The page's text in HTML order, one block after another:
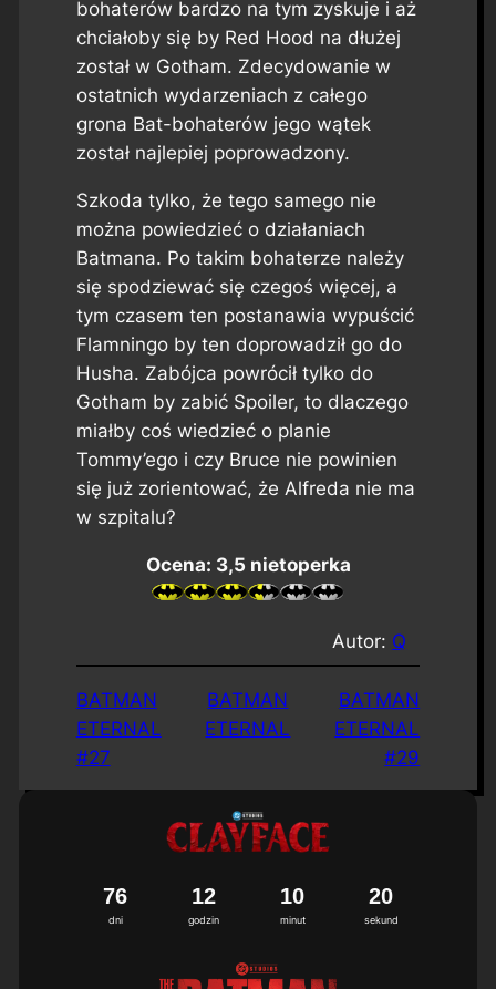
bohaterów bardzo na tym zyskuje i aż
chciałoby się by Red Hood na dłużej
został w Gotham. Zdecydowanie w
ostatnich wydarzeniach z całego
grona Bat-bohaterów jego wątek
został najlepiej poprowadzony.
Szkoda tylko, że tego samego nie
można powiedzieć o działaniach
Batmana. Po takim bohaterze należy
się spodziewać się czegoś więcej, a
tym czasem ten postanawia wypuścić
Flamningo by ten doprowadził go do
Husha. Zabójca powrócił tylko do
Gotham by zabić Spoiler, to dlaczego
miałby coś wiedzieć o planie
Tommy’ego i czy Bruce nie powinien
się już zorientować, że Alfreda nie ma
w szpitalu?
Ocena: 3,5 nietoperka
Autor: Q
BATMAN
ETERNAL
#27
BATMAN
ETERNAL
BATMAN
ETERNAL
#29
dni
76
godzin
12
minut
10
sekund
20